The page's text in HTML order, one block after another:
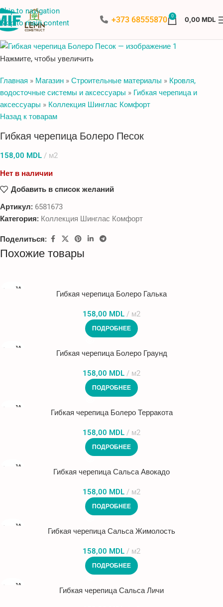
Skip to navigation
Skip to main content
+373 68555870 0 0,00MDL
ПРОДА
НО
Нажмите, чтобы увеличить
Главная » Магазин » Строительные материалы » Кровля,
водосточные системы и аксессуары » Гибкая черепица и
аксессуары » Коллекция Шинглас Комфорт
Назад к товарам
Гибкая черепица Болеро Песок
158,00 MDL
м2
Нет в наличии
Добавить в список желаний
Артикул: 6581673
Категория: Коллекция Шинглас Комфорт
Поделиться:
Похожие товары
ПРОДА
Гибкая черепица Болеро Галька
158,00 MDL м2
ПОДРОБНЕЕ
ПРОДА
Гибкая черепица Болеро Граунд
158,00 MDL м2
ПОДРОБНЕЕ
ПРОДА
Гибкая черепица Болеро Терракота
158,00 MDL м2
ПОДРОБНЕЕ
ПРОДА
Гибкая черепица Сальса Авокадо
158,00 MDL м2
ПОДРОБНЕЕ
ПРОДА
Гибкая черепица Сальса Жимолость
158,00 MDL м2
ПОДРОБНЕЕ
ПРОДА
Гибкая черепица Сальса Личи